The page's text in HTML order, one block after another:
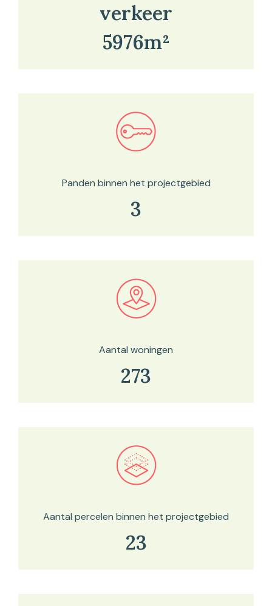
verkeer
5976m²
Bekijk in onze kaartviewer
Panden binnen het projectgebied
3
Bekijk in onze kaartviewer
Aantal woningen
273
Bekijk in onze kaartviewer
Aantal percelen binnen het projectgebied
23